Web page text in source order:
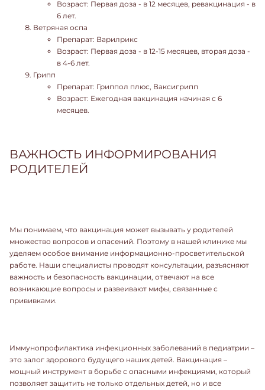
Возраст: Первая доза - в 12 месяцев, ревакцинация - в
6 лет.
Ветряная оспа
Препарат: Варилрикс
Возраст: Первая доза - в 12-15 месяцев, вторая доза -
в 4-6 лет.
Грипп
Препарат: Гриппол плюс, Ваксигрипп
Возраст: Ежегодная вакцинация начиная с 6
месяцев.
ВАЖНОСТЬ ИНФОРМИРОВАНИЯ
РОДИТЕЛЕЙ
Мы понимаем, что вакцинация может вызывать у родителей
множество вопросов и опасений. Поэтому в нашей клинике мы
уделяем особое внимание информационно-просветительской
работе. Наши специалисты проводят консультации, разъясняют
важность и безопасность вакцинации, отвечают на все
возникающие вопросы и развеивают мифы, связанные с
прививками.
Иммунопрофилактика инфекционных заболеваний в педиатрии –
это залог здорового будущего наших детей. Вакцинация –
мощный инструмент в борьбе с опасными инфекциями, который
позволяет защитить не только отдельных детей, но и все